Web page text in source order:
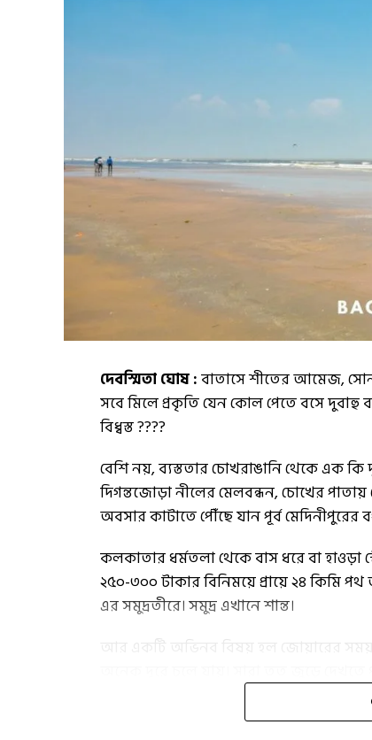
দেবস্মিতা ঘোষ :বাতাসে শীতের আমেজ,
সবে মিলে প্রকৃতি যেন কোল পেতে বসে
বিধ্বস্ত ????
বেশি নয়, ব্যস্ততার চোখরাঙানি থেকে এক
দিগন্তজোড়া নীলের মেলবন্ধন, চোখের
অবসার কাটাতে পৌঁছে যান পূর্ব
কলকাতার ধর্মতলা থেকে বাস ধরে বা হাওড়া
২৫০-৩০০ টাকার বিনিময়ে প্রায়ে ২৪ কিমি
এর সমুদ্রতীরে। সমুদ্র এখানে শান্ত।
সমুদ্রে সূর্যোদয় সাক্ষী থাকা এক অন্যরকম